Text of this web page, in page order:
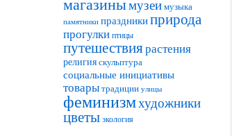
музеимузыка
памятники праздникиприрода
прогулкиптицы
путешествиярастения
религияскульптура
социальные инициативы
товарытрадиции улицы
феминизмхудожники
цветы экология